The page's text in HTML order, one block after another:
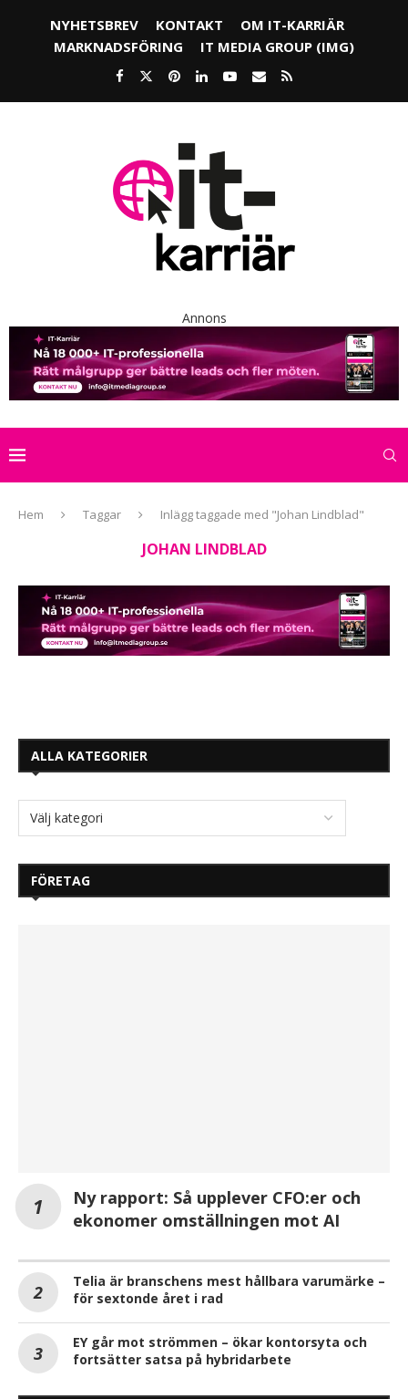
NYHETSBREV KONTAKT
OM IT-KARRIÄR
MARKNADSFÖRING
IT MEDIA GROUP (IMG)
Annons
Hem Taggar Inlägg taggade med "Johan Lindblad"
JOHAN LINDBLAD
ALLA KATEGORIER
FÖRETAG
Ny rapport: Så upplever CFO:er och
ekonomer omställningen mot AI
Telia är branschens mest hållbara varumärke –
för sextonde året i rad
EY går mot strömmen – ökar kontorsyta och
fortsätter satsa på hybridarbete